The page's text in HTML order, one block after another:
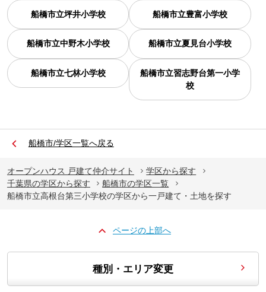
船橋市立坪井小学校 船橋市立豊富小学校
船橋市立中野木小学校 船橋市立夏見台小学校
船橋市立七林小学校
船橋市立習志野台第一小学
校
船橋市/学区一覧へ戻る
オープンハウス 戸建て仲介サイト
学区から探す
千葉県の学区から探す
船橋市の学区一覧
船橋市立高根台第三小学校の学区から一戸建て・土地を探す
ページの上部へ
種別・エリア変更